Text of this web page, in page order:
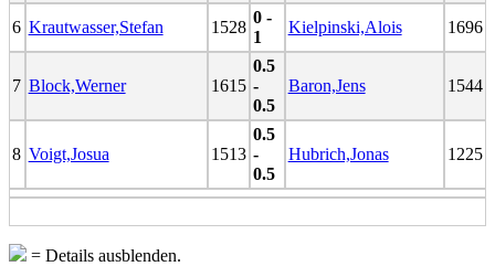
6 Krautwasser,Stefan 1528
0 -
1
Kielpinski,Alois 1696
7 Block,Werner 1615
0.5
-
0.5
Baron,Jens 1544
8 Voigt,Josua 1513
0.5
-
0.5
Hubrich,Jonas 1225
= Details ausblenden.